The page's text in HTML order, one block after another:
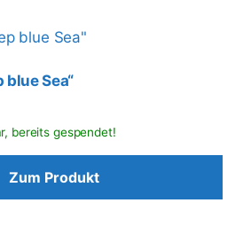
blue Sea“
Zum Produkt